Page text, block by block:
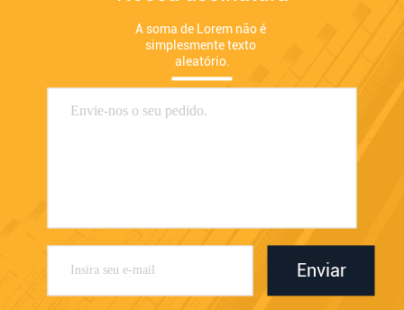
A soma de Lorem não é
simplesmente texto
aleatório.
Enviar